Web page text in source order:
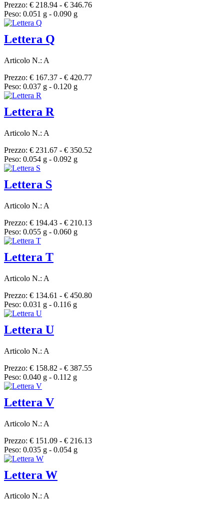
Prezzo: € 218.94 - € 346.76
Peso: 0.051 g - 0.090 g
Lettera Q
Articolo N.: A
Prezzo: € 167.37 - € 420.77
Peso: 0.037 g - 0.120 g
Lettera R
Articolo N.: A
Prezzo: € 231.67 - € 350.52
Peso: 0.054 g - 0.092 g
Lettera S
Articolo N.: A
Prezzo: € 194.43 - € 210.13
Peso: 0.055 g - 0.060 g
Lettera T
Articolo N.: A
Prezzo: € 134.61 - € 450.80
Peso: 0.031 g - 0.116 g
Lettera U
Articolo N.: A
Prezzo: € 158.82 - € 387.55
Peso: 0.040 g - 0.112 g
Lettera V
Articolo N.: A
Prezzo: € 151.09 - € 216.13
Peso: 0.035 g - 0.054 g
Lettera W
Articolo N.: A